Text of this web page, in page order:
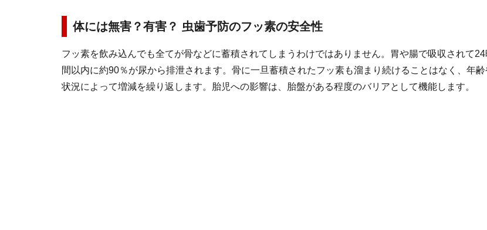
体には無害？有害？ 虫歯予防のフッ素の安全性
フッ素を飲み込んでも全てが骨などに蓄積されてしまうわけではありません。胃や腸で吸収されて24
間以内に約90％が尿から排泄されます。骨に一旦蓄積されたフッ素も溜まり続けることはなく、年齢
状況によって増減を繰り返します。胎児への影響は、胎盤がある程度のバリアとして機能します。